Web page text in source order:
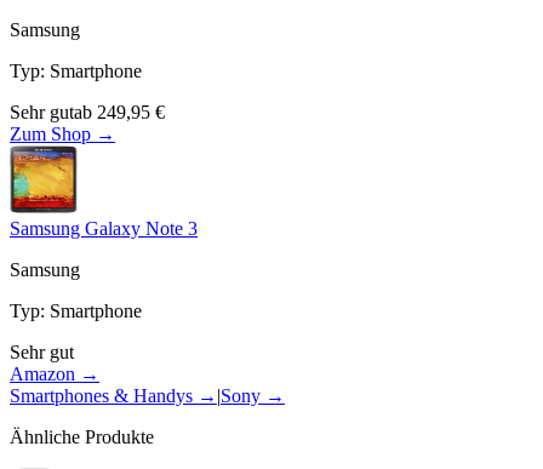
Samsung
Typ: Smartphone
Sehr gutab 249,95 €
Zum Shop →
Samsung Galaxy Note 3
Samsung
Typ: Smartphone
Sehr gut
Amazon →
Smartphones & Handys → |Sony →
Ähnliche Produkte